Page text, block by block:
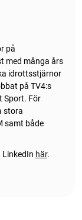
på
med många års
idrottsstjärnor
på TV4:s
Sport. För
stora
samt både
LinkedIn här.